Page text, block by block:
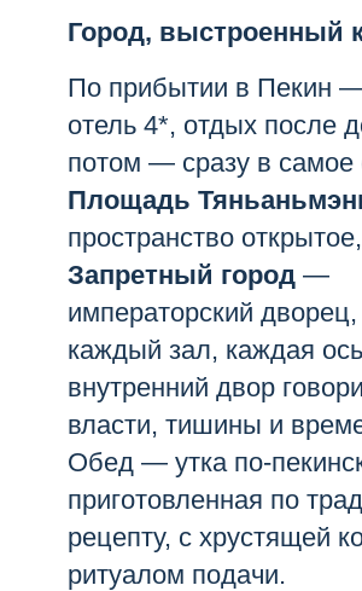
Город, выстроенный
По прибытии в Пекин
отель 4*, отдых после
потом — сразу в самое
Площадь
пространство
Запретный город —
императорский
каждый зал, каждая
внутренний двор
власти, тишины и
Обед — утка по-
приготовленная по
рецепту, с хрустящей
ритуалом подачи.